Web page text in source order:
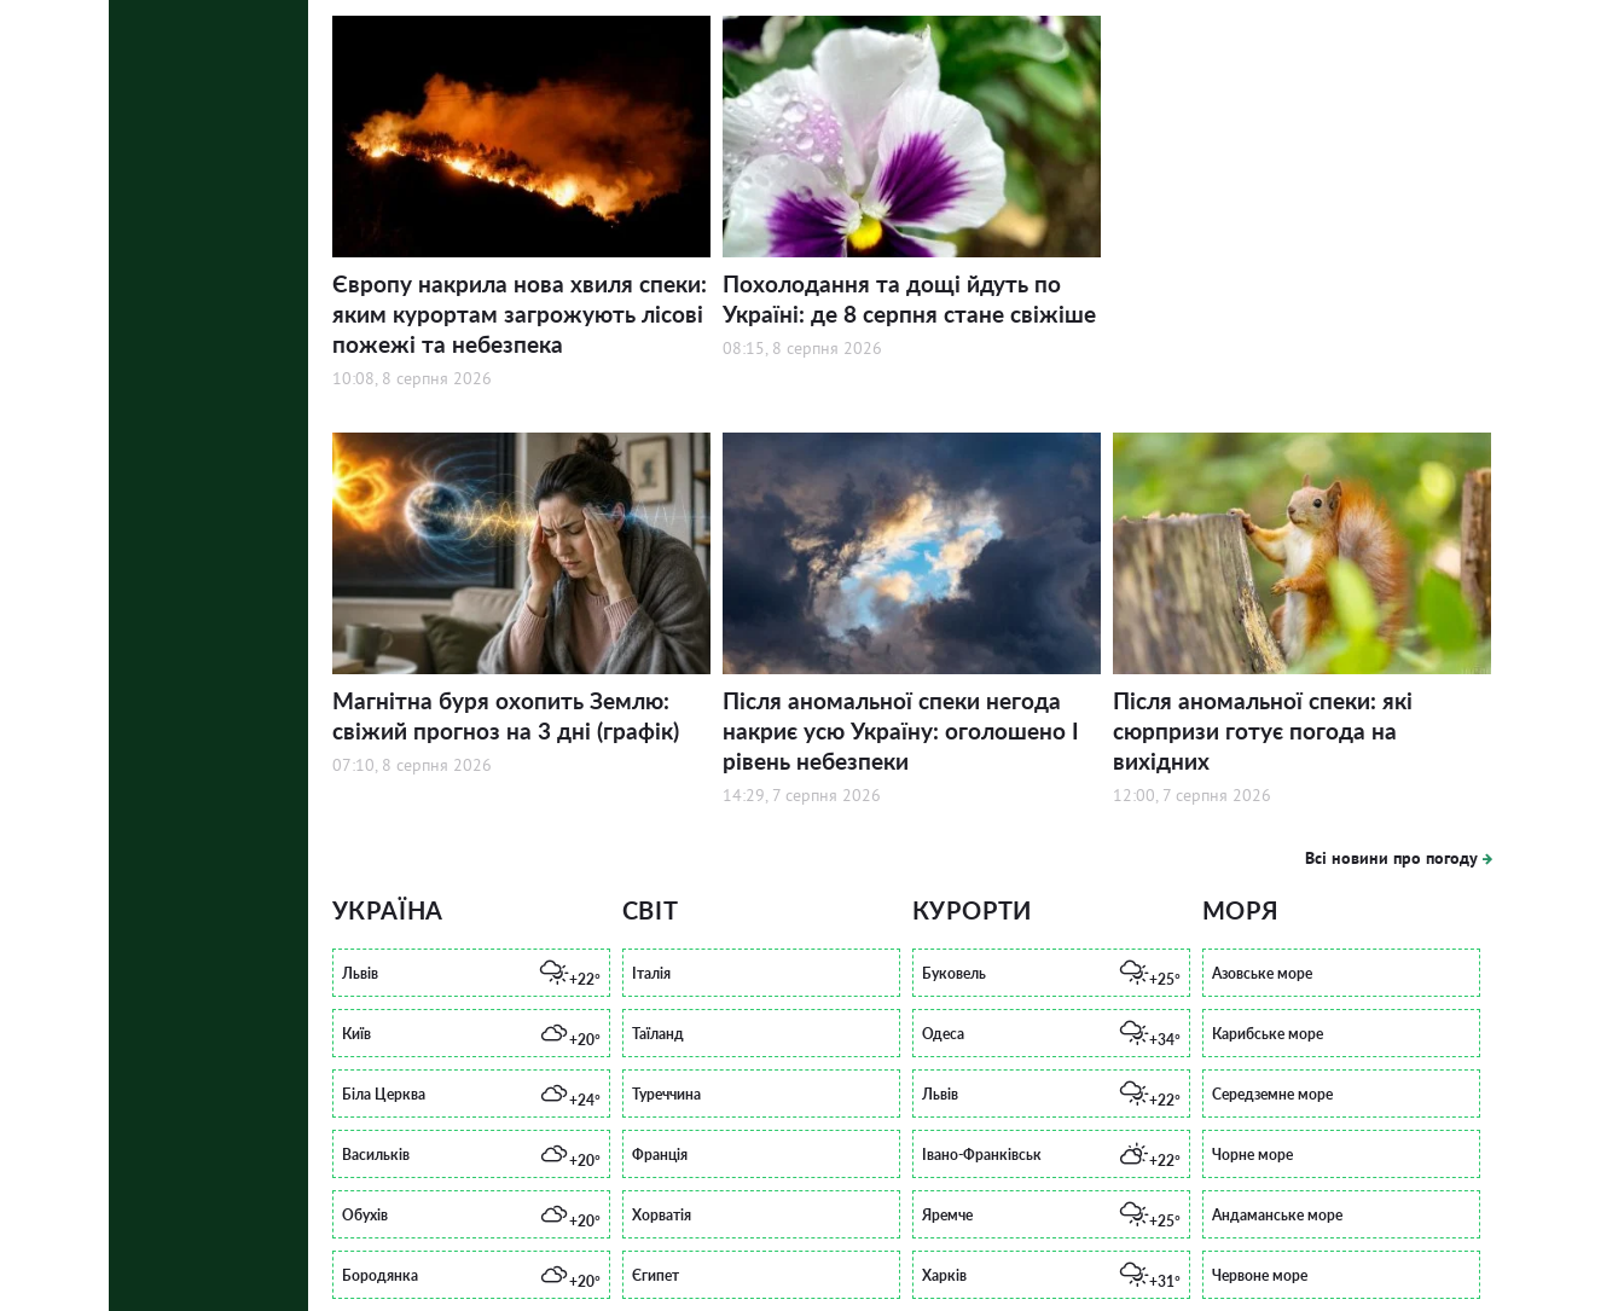
Європу накрила нова хвиля спеки:
яким курортам загрожують лісові
пожежі та небезпека
10:08, 8 серпня 2026
Похолодання та дощі йдуть по
Україні: де 8 серпня стане свіжіше
08:15, 8 серпня 2026
Магнітна буря охопить Землю:
свіжий прогноз на 3 дні (графік)
07:10, 8 серпня 2026
Після аномальної спеки негода
накриє усю Україну: оголошено І
рівень небезпеки
14:29, 7 серпня 2026
Після аномальної спеки: які
сюрпризи готує погода на
вихідних
12:00, 7 серпня 2026
Всі новини про погоду
УКРАЇНА
Львів +22°
Київ +20°
Біла Церква +24°
Васильків +20°
Обухів +20°
Бородянка +20°
СВІТ
Італія
Таїланд
Туреччина
Франція
Хорватія
Єгипет
КУРОРТИ
Буковель +25°
Одеса +34°
Львів +22°
Івано-Франківськ +22°
Яремче +25°
Харків +31°
МОРЯ
Азовське море
Карибське море
Середземне море
Чорне море
Андаманське море
Червоне море